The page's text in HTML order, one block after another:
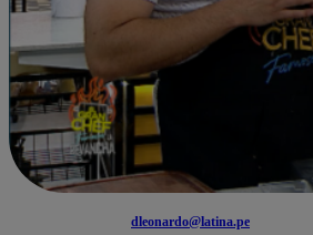
dleonardo@latina.pe